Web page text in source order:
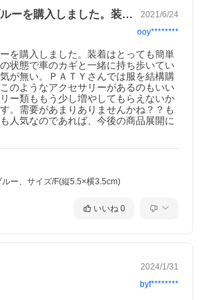
家のカギ用にブルーを購入しました。装着… 2021/6/24
ooy********
を購入しました。装着はとっても簡単
状態で車のカギと一緒に持ち歩いてい
が無い。ＰＡＴＹさんでは服を結構購
のようなアクセサリーがあるのもいい
ー類ももう少し増やしてもらえないか
。需要があまりありませんかね？？も
人気なのであれば、今後の商品展開に
ー、サイズ/F(縦5.5×横3.5cm)
いいね 0
2024/1/31
byf********